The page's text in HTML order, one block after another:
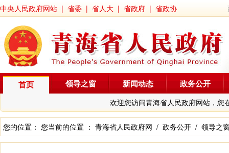
中央人民政府网站 | 省委 | 省人大 | 省政府 | 省政协
首页
欢迎您访问青海省人民政府网站，您
领导之窗 新闻动态 政务公开
您的位置： 您当前的位置 ： 青海省人民政府网 / 政务公开 / 领导之